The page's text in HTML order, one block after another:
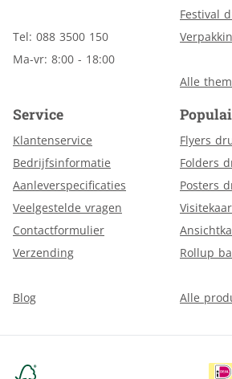
Tel: 088 3500 150
Ma-vr: 8:00 - 18:00
Festival
Alle
Service
Klantenservice
Bedrijfsinformatie
Aanleverspecificaties
Veelgestelde vragen
Contactformulier
Verzending
Blog
Flyers
Folders
Posters
Rollup
Alle